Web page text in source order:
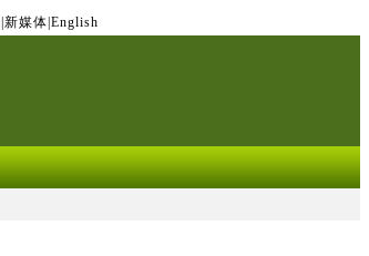
新媒体 English